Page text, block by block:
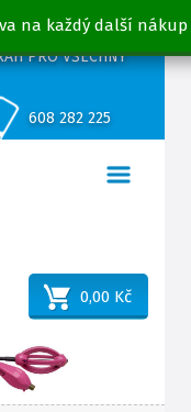
na každý další nákup
PRO VŠECHNY
608 282 225
0,00 Kč